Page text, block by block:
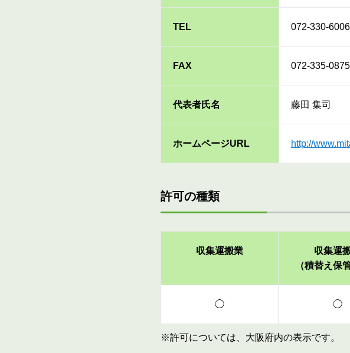
TEL 072-330-6006
FAX 072-335-0875
代表者氏名 藤田 集司
ホームページURL http://
許可の種類
収集運搬業
収集運
（積替え保
◯ ◯
※許可については、大阪府内の表示です。